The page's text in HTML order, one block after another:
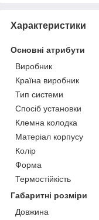
Характеристики
Основні атрибути
Виробник
Країна виробник
Тип системи
Спосіб установки
Клемна колодка
Матеріал корпусу
Колір
Форма
Термостійкість
Габаритні розміри
Довжина